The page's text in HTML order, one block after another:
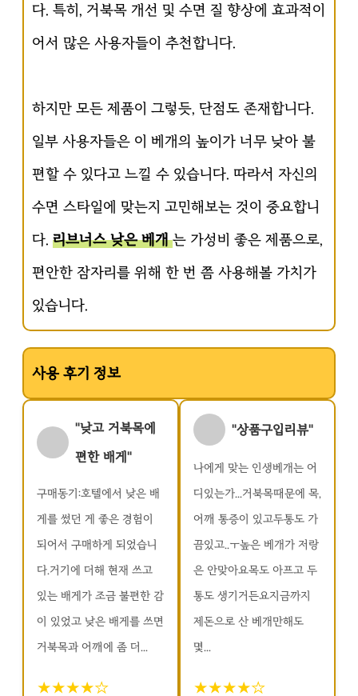
다. 특히, 거북목 개선 및 수면 질 향상에 효과적이
어서 많은 사용자들이 추천합니다.
하지만 모든 제품이 그렇듯, 단점도 존재합니다.
일부 사용자들은 이 베개의 높이가 너무 낮아 불
편할 수 있다고 느낄 수 있습니다. 따라서 자신의
수면 스타일에 맞는지 고민해보는 것이 중요합니
다. 리브너스 낮은 베개는 가성비 좋은 제품으로,
편안한 잠자리를 위해 한 번 쯤 사용해볼 가치가
있습니다.
사용 후기 정보
"낮고 거북목에
편한 배게"
구매동기:호텔에서 낮은 배
게를 썼던 게 좋은 경험이
되어서 구매하게 되었습니
다.거기에 더해 현재 쓰고
있는 배게가 조금 불편한 감
이 있었고 낮은 배게를 쓰면
거북목과 어깨에 좀 더...
★★★★☆
"상품구입리뷰"
나에게 맞는 인생베개는 어
디있는가...거북목때문에 목,
어깨 통증이 있고두통도 가
끔있고..ㅜ높은 베개가 저랑
은 안맞아요목도 아프고 두
통도 생기거든요지금까지
제돈으로 산 베개만해도
몇...
★★★★☆